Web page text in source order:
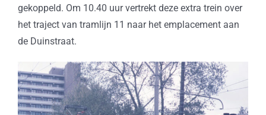
gekoppeld. Om 10.40 uur vertrekt deze extra trein over
het traject van tramlijn 11 naar het emplacement aan
de Duinstraat.